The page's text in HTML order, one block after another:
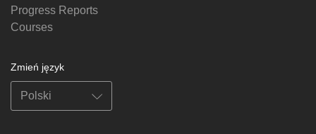
Progress Reports
Courses
Zmień język